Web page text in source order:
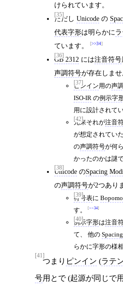
けられています。
[35]
ただし Unicode の
代表字形は明らかに
ています。
>>34
[36]
GB 2312 には注音符号
声調符号が存在しませ
[37]
ピンイン用の声
ISO-IR の例示字
用に設計されてい
[42]
元来それが注音
が想定されてい
の声調符号が何
かったのかは謎で
[38]
Unicode のSpacing
の声調符号が2つあり
[39]
符号表に
す。
>>34
[40]
例示字形は注音
て、 他の
らかに字形の様
[41]
つまり ピンイン (ラテ
号用とで (起源が同じで